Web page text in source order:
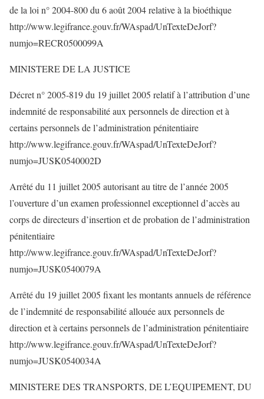
de la loi n° 2004-800 du 6 août 2004 relative à la bioéthique
http://www.legifrance.gouv.fr/WAspad/UnTexteDeJorf?
numjo=RECR0500099A
MINISTERE DE LA JUSTICE
Décret n° 2005-819 du 19 juillet 2005 relatif à l’attribution d’une
indemnité de responsabilité aux personnels de direction et à
certains personnels de l’administration pénitentiaire
http://www.legifrance.gouv.fr/WAspad/UnTexteDeJorf?
numjo=JUSK0540002D
Arrêté du 11 juillet 2005 autorisant au titre de l’année 2005
l’ouverture d’un examen professionnel exceptionnel d’accès au
corps de directeurs d’insertion et de probation de l’administration
pénitentiaire
http://www.legifrance.gouv.fr/WAspad/UnTexteDeJorf?
numjo=JUSK0540079A
Arrêté du 19 juillet 2005 fixant les montants annuels de référence
de l’indemnité de responsabilité allouée aux personnels de
direction et à certains personnels de l’administration pénitentiaire
http://www.legifrance.gouv.fr/WAspad/UnTexteDeJorf?
numjo=JUSK0540034A
MINISTERE DES TRANSPORTS, DE L’EQUIPEMENT, DU